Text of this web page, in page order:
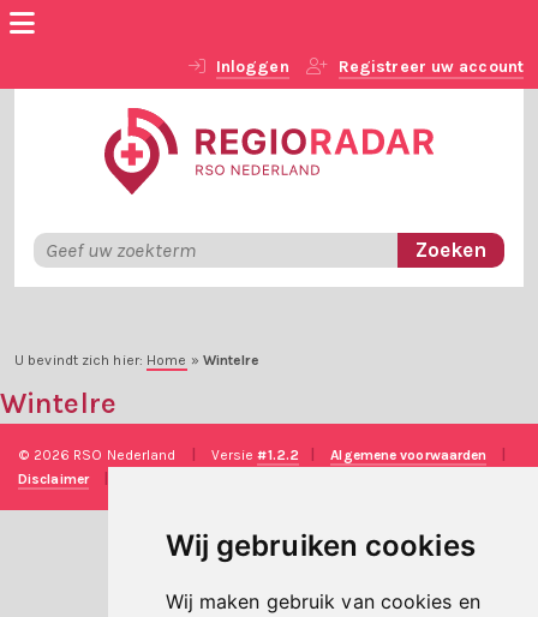
Wij gebruiken cookies
Wij maken gebruik van cookies en
Inloggen Registreer uw account
U bevindt zich hier: Home » Wintelre
Wintelre
© 2026 RSO Nederland Versie#1.2.2 Algemene voorwaarden
Disclaimer